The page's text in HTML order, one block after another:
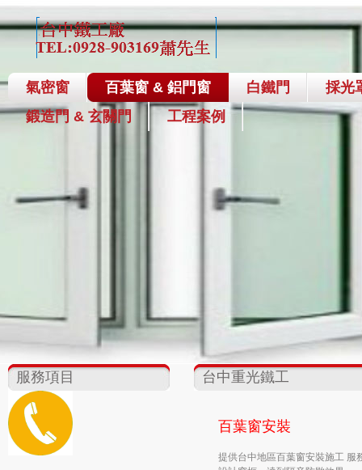
氣密窗 百葉窗 & 鋁門窗 白鐵門
採光
鍛造門 & 玄關門
工程案例
服務項目 台中重光鐵工
百葉窗安裝
提供台中地區百葉窗安裝施工